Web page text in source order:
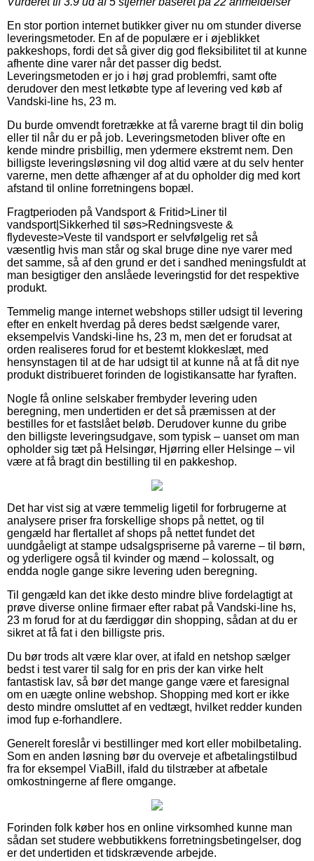
En stor portion internet butikker giver nu om stunder diverse
leveringsmetoder. En af de populære er i øjeblikket
pakkeshops, fordi det så giver dig god fleksibilitet til at kunne
afhente dine varer når det passer dig bedst.
Leveringsmetoden er jo i høj grad problemfri, samt ofte
derudover den mest letkøbte type af levering ved køb af
Vandski-line hs, 23 m.
Du burde omvendt foretrække at få varerne bragt til din bolig
eller til når du er på job. Leveringsmetoden bliver ofte en
kende mindre prisbillig, men ydermere ekstremt nem. Den
billigste leveringsløsning vil dog altid være at du selv henter
varerne, men dette afhænger af at du opholder dig med kort
afstand til online forretningens bopæl.
Fragtperioden på Vandsport & Fritid>Liner til
vandsport|Sikkerhed til søs>Redningsveste &
flydeveste>Veste til vandsport er selvfølgelig ret så
væsentlig hvis man står og skal bruge dine nye varer med
det samme, så af den grund er det i sandhed meningsfuldt at
man besigtiger den anslåede leveringstid for det respektive
produkt.
Temmelig mange internet webshops stiller udsigt til levering
efter en enkelt hverdag på deres bedst sælgende varer,
eksempelvis Vandski-line hs, 23 m, men det er forudsat at
orden realiseres forud for et bestemt klokkeslæt, med
hensynstagen til at de har udsigt til at kunne nå at få dit nye
produkt distribueret forinden de logistikansatte har fyraften.
Nogle få online selskaber frembyder levering uden
beregning, men undertiden er det så præmissen at der
bestilles for et fastslået beløb. Derudover kunne du gribe
den billigste leveringsudgave, som typisk – uanset om man
opholder sig tæt på Helsingør, Hjørring eller Helsinge – vil
være at få bragt din bestilling til en pakkeshop.
Det har vist sig at være temmelig ligetil for forbrugerne at
analysere priser fra forskellige shops på nettet, og til
gengæld har flertallet af shops på nettet fundet det
uundgåeligt at stampe udsalgspriserne på varerne – til børn,
og yderligere også til kvinder og mænd – kolossalt, og
endda nogle gange sikre levering uden beregning.
Til gengæld kan det ikke desto mindre blive fordelagtigt at
prøve diverse online firmaer efter rabat på Vandski-line hs,
23 m forud for at du færdiggør din shopping, sådan at du er
sikret at få fat i den billigste pris.
Du bør trods alt være klar over, at ifald en netshop sælger
bedst i test varer til salg for en pris der kan virke helt
fantastisk lav, så bør det mange gange være et faresignal
om en uægte online webshop. Shopping med kort er ikke
desto mindre omsluttet af en vedtægt, hvilket redder kunden
imod fup e-forhandlere.
Generelt foreslår vi bestillinger med kort eller mobilbetaling.
Som en anden løsning bør du overveje et afbetalingstilbud
fra for eksempel ViaBill, ifald du tilstræber at afbetale
omkostningerne af flere omgange.
Forinden folk køber hos en online virksomhed kunne man
sådan set studere webbutikkens forretningsbetingelser, dog
er det undertiden et tidskrævende arbejde.